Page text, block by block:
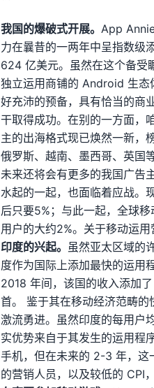
我国的爆破式开展。 App
力在曩昔的一两年中呈指数级
624 亿美元。虽然在这个备受
独立运用商铺的 Android 生态
好充沛的预备，具有恰当的商
干取得成功。在别的一方面，
主的出海格式现已焕然一新，
俄罗斯、越南、墨西哥、英国
未来还将会有更多的我国广告
水起的一起，也面临着应战。
后只要5%；与此一起，全球
用户的大约2%。关于移动运
印度的兴起。 虽然亚太区域的
度作为国际上添加最快的运用
2018 年间，该国的收入添加
首。 鉴于其在移动经济范畴
激流勇进。虽然印度的每用户
实优势来自于其发生的运用程
手机，但在未来的 2-3 年，这
的营销人员，以及较低的 CPI